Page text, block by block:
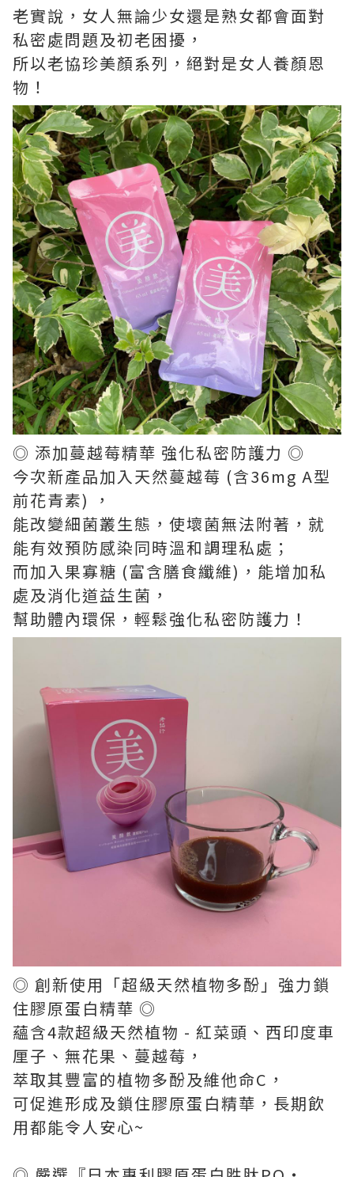
老實說，女人無論少女還是熟女都會面對
私密處問題及初老困擾，
所以老協珍美顏系列，絕對是女人養顏恩
物！
◎ 添加蔓越莓精華 強化私密防護力 ◎
今次新產品加入天然蔓越莓 (含36mg A型
前花青素) ，
能改變細菌叢生態，使壞菌無法附著，就
能有效預防感染同時溫和調理私處；
而加入果寡糖 (富含膳食纖維)，能增加私
處及消化道益生菌，
幫助體內環保，輕鬆強化私密防護力！
◎ 創新使用「超級天然植物多酚」強力鎖
住膠原蛋白精華 ◎
蘊含4款超級天然植物 - 紅菜頭、西印度車
厘子、無花果、蔓越莓，
萃取其豐富的植物多酚及維他命C，
可促進形成及鎖住膠原蛋白精華，長期飲
用都能令人安心~